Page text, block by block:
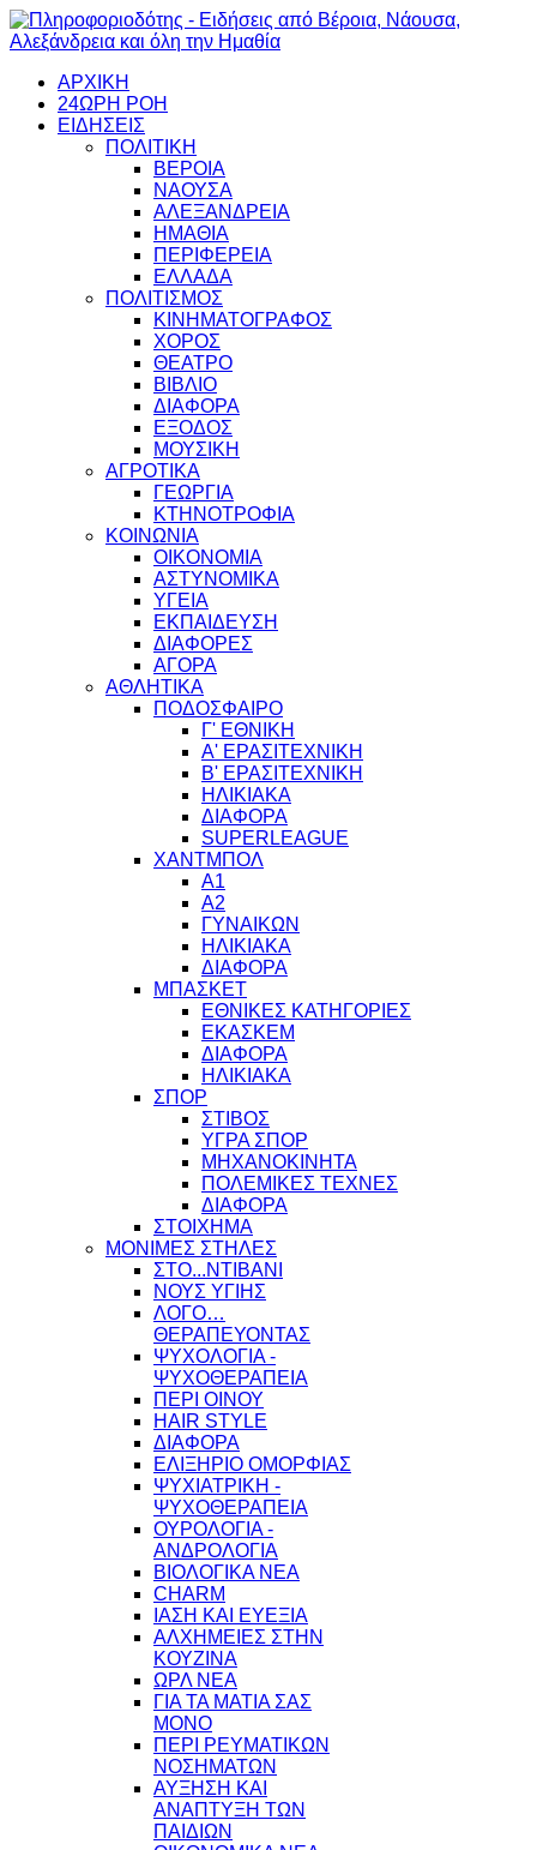
ΑΡΧΙΚΗ
24ΩΡΗ ΡΟΗ
ΕΙΔΗΣΕΙΣ
ΠΟΛΙΤΙΚΗ
ΒΕΡΟΙΑ
ΝΑΟΥΣΑ
ΑΛΕΞΑΝΔΡΕΙΑ
ΗΜΑΘΙΑ
ΠΕΡΙΦΕΡΕΙΑ
ΕΛΛΑΔΑ
ΠΟΛΙΤΙΣΜΟΣ
ΚΙΝΗΜΑΤΟΓΡΑΦΟΣ
ΧΟΡΟΣ
ΘΕΑΤΡΟ
ΒΙΒΛΙΟ
ΔΙΑΦΟΡΑ
ΕΞΟΔΟΣ
ΜΟΥΣΙΚΗ
ΑΓΡΟΤΙΚΑ
ΓΕΩΡΓΙΑ
ΚΤΗΝΟΤΡΟΦΙΑ
ΚΟΙΝΩΝΙΑ
ΟΙΚΟΝΟΜΙΑ
ΑΣΤΥΝΟΜΙΚΑ
ΥΓΕΙΑ
ΕΚΠΑΙΔΕΥΣΗ
ΔΙΑΦΟΡΕΣ
ΑΓΟΡΑ
ΑΘΛΗΤΙΚΑ
ΠΟΔΟΣΦΑΙΡΟ
Γ' ΕΘΝΙΚΗ
Α' ΕΡΑΣΙΤΕΧΝΙΚΗ
Β' ΕΡΑΣΙΤΕΧΝΙΚΗ
ΗΛΙΚΙΑΚΑ
ΔΙΑΦΟΡΑ
SUPERLEAGUE
ΧΑΝΤΜΠΟΛ
Α1
Α2
ΓΥΝΑΙΚΩΝ
ΗΛΙΚΙΑΚΑ
ΔΙΑΦΟΡΑ
ΜΠΑΣΚΕΤ
ΕΘΝΙΚΕΣ ΚΑΤΗΓΟΡΙΕΣ
ΕΚΑΣΚΕΜ
ΔΙΑΦΟΡΑ
ΗΛΙΚΙΑΚΑ
ΣΠΟΡ
ΣΤΙΒΟΣ
ΥΓΡΑ ΣΠΟΡ
ΜΗΧΑΝΟΚΙΝΗΤΑ
ΠΟΛΕΜΙΚΕΣ ΤΕΧΝΕΣ
ΔΙΑΦΟΡΑ
ΣΤΟΙΧΗΜΑ
ΜΟΝΙΜΕΣ ΣΤΗΛΕΣ
ΣΤΟ...ΝΤΙΒΑΝΙ
ΝΟΥΣ ΥΓΙΗΣ
ΛΟΓΟ…
ΘΕΡΑΠΕΥΟΝΤΑΣ
ΨΥΧΟΛΟΓΙΑ -
ΨΥΧΟΘΕΡΑΠΕΙΑ
ΠΕΡΙ ΟΙΝΟΥ
HAIR STYLE
ΔΙΑΦΟΡΑ
ΕΛΙΞΗΡΙΟ ΟΜΟΡΦΙΑΣ
ΨΥΧΙΑΤΡΙΚΗ -
ΨΥΧΟΘΕΡΑΠΕΙΑ
ΟΥΡΟΛΟΓΙΑ -
ΑΝΔΡΟΛΟΓΙΑ
ΒΙΟΛΟΓΙΚΑ ΝΕΑ
CHARM
ΙΑΣΗ ΚΑΙ ΕΥΕΞΙΑ
ΑΛΧΗΜΕΙΕΣ ΣΤΗΝ
ΚΟΥΖΙΝΑ
ΩΡΛ ΝEA
ΓΙΑ ΤΑ ΜΑΤΙΑ ΣΑΣ
ΜΟΝΟ
ΠΕΡΙ ΡΕΥΜΑΤΙΚΩΝ
ΝΟΣΗΜΑΤΩΝ
ΑΥΞΗΣΗ ΚΑΙ
ΑΝΑΠΤΥΞΗ ΤΩΝ
ΠΑΙΔΙΩΝ